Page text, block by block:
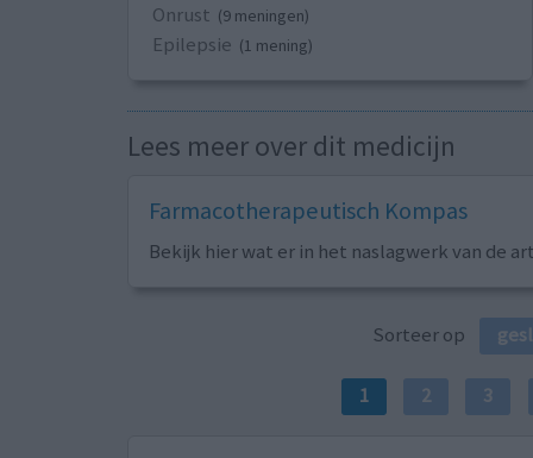
Onrust (9 meningen)
Epilepsie (1 mening)
Lees meer over dit medicijn
Farmacotherapeutisch Kompas
Bekijk hier wat er in het naslagwerk van de
Sorteer op
1 2 3